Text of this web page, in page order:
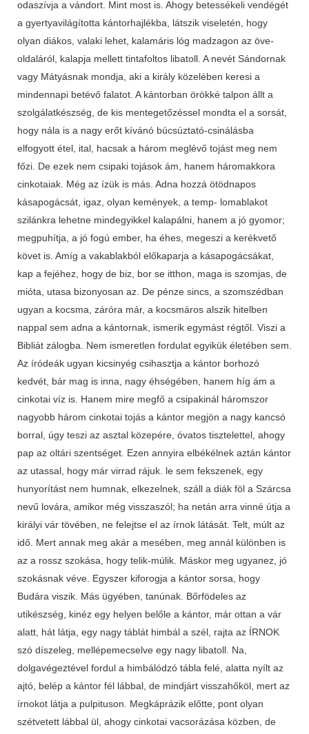
odaszívja a vándort. Mint most is. Ahogy betessékeli vendégét
a gyertyavilágította kántorhajlékba, látszik viseletén, hogy
olyan diákos, valaki lehet, kalamáris lóg madzagon az öve­
oldaláról, kalapja mellett tintafoltos libatoll. A nevét Sándornak
vagy Má­tyásnak mondja, aki a király közelében keresi a
mindennapi betévő falatot. A kántorban örökké talpon állt a
szolgálatkészség, de kis mentegetőzéssel mondta el a sorsát,
hogy nála is a nagy erőt kívánó búcsúztató-csinálásba
elfogyott étel, ital, hacsak a három meglévő tojást meg nem
főzi. De ezek nem csipaki tojások ám, hanem háromakkora
cinkotaiak. Még az ízük is más. Adna hozzá ötödnapos
kásapogácsát, igaz, olyan kemények, a temp- lomablakot
szilánkra lehetne mindegyikkel kalapálni, hanem a jó gyomor;
megpuhítja, a jó fogú ember, ha éhes, megeszi a kerékvető
követ is. Amíg a vakablakból előkaparja a kásapogácsákat,
kap a fejéhez, hogy de biz, bor se itthon, maga is szomjas, de
mióta, utasa bizonyosan az. De pénze sincs, a szomszédban
ugyan a kocsma, záróra már, a kocsmáros alszik hitelben
nappal sem adna a kántornak, ismerik egymást régtől. Viszi a
Bibliát zálogba. Nem ismeretlen fordulat egyikük életében sem.
Az íródeák ugyan kicsinyég csihasztja a kántor borhozó
kedvét, bár mag is inna, nagy éhségében, hanem híg ám a
cinkotai víz is. Hanem mire megfő a csipakinál háromszor
nagyobb három cinkotai tojás a kántor megjön a nagy kancsó
borral, úgy teszi az asztal közepére, óvatos tisztelettel, ahogy
pap az oltári szentséget. Ezen annyira elbékélnek aztán kántor
az utassal, hogy már virrad rájuk. le sem fekszenek, egy
hunyorítást nem humnak, elkezelnek, száll a diák föl a Szárcsa
nevű lovára, amikor még visszaszól; ha netán arra vinné útja a
királyi vár tövében, ne felejtse el az írnok látását. Telt, múlt az
idő. Mert annak meg akár a mesében, meg annál különben is
az a rossz szokása, hogy telik-múlik. Máskor meg ugyanez, jó
szokásnak véve. Egyszer kiforogja a kántor sorsa, hogy
Budára viszik. Más ügyében, tanúnak. Bőrfödeles az
utikészség, kinéz egy helyen belőle a kántor, már ottan a vár
alatt, hát látja, egy nagy táblát himbál a szél, rajta az ÍRNOK
szó díszeleg, mellépemecselve egy nagy libatoll. Na,
dolgavégeztével fordul a himbálódzó tábla felé, alatta nyílt az
ajtó, belép a kántor fél lábbal, de mindjárt visszahőköl, mert az
írnokot látja a pulpituson. Megkáprázik előtte, pont olyan
szétvetett lábbal ül, ahogy cinkotai vacsorázása közben, de